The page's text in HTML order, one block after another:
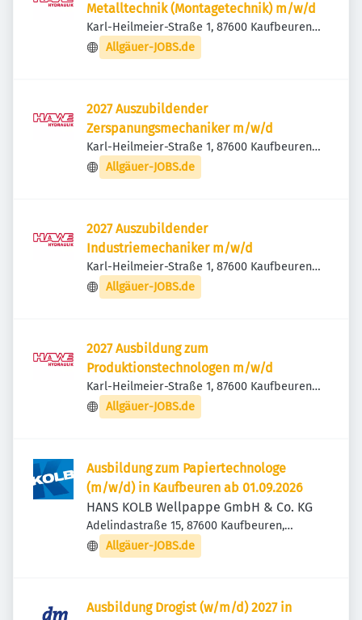
Metalltechnik (Montagetechnik) m/w/d
Karl-Heilmeier-Straße 1, 87600 Kaufbeuren,
Deutschland
Allgäuer-JOBS.de
2027 Auszubildender
Zerspanungsmechaniker m/w/d
Karl-Heilmeier-Straße 1, 87600 Kaufbeuren,
Deutschland
Allgäuer-JOBS.de
2027 Auszubildender
Industriemechaniker m/w/d
Karl-Heilmeier-Straße 1, 87600 Kaufbeuren,
Deutschland
Allgäuer-JOBS.de
2027 Ausbildung zum
Produktionstechnologen m/w/d
Karl-Heilmeier-Straße 1, 87600 Kaufbeuren,
Deutschland
Allgäuer-JOBS.de
Ausbildung zum Papiertechnologe
(m/w/d) in Kaufbeuren ab 01.09.2026
HANS KOLB Wellpappe GmbH & Co. KG
Adelindastraße 15, 87600 Kaufbeuren,
Deutschland
Allgäuer-JOBS.de
Ausbildung Drogist (w/m/d) 2027 in